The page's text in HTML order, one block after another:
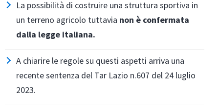
La possibilità di costruire una struttura sportiva in
un terreno agricolo tuttavia non è confermata
dalla legge italiana.
A chiarire le regole su questi aspetti arriva una
recente sentenza del Tar Lazio n.607 del 24 luglio
2023.